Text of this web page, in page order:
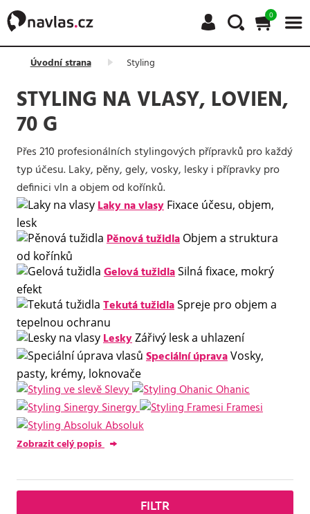
0
Úvodní strana Styling
STYLING NA VLASY, LOVIEN,
70 G
Přes 210 profesionálních stylingových přípravků pro každý
typ účesu. Laky, pěny, gely, vosky, lesky i přípravky pro
definici vln a objem od kořínků.
Laky na vlasy Fixace účesu, objem,
lesk
Pěnová tužidla Objem a struktura
od kořínků
Gelová tužidlaSilná fixace, mokrý
efekt
Tekutá tužidlaSpreje pro objem a
tepelnou ochranu
LeskyZářivý lesk a uhlazení
Speciální úpravaVosky,
pasty, krémy, loknovače
Slevy
Ohanic
Sinergy
Framesi
Absoluk
Zobrazit celý popis
FILTR